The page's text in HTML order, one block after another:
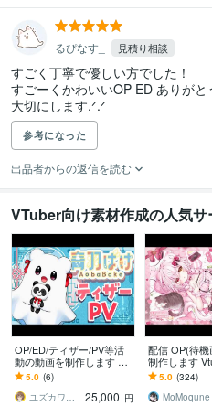
るぴなす_ 見積り相談
すごく丁寧で優しい方でした！
すごーくかわいいOP ED ありがと
大切にします.ᐟ‪‪‬.ᐟ‪‪‬
参考になった
出品者からの返信を読む
VTuber向け素材作成の人気サ
OP/ED/ティザー/PV等活
動の動画を制作します デ
ザイナー歴10年、世界
観・細部までこだわった
動画制作します
5.0 (6)
ユズカワ＠映像とイラスト
25,000 円
配信 OP(待機
制作します
手 / YouTuber
5.0 (324)
MoMoqune